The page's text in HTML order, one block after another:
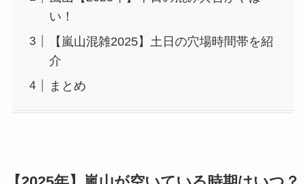
い！
【嵐山混雑2025】土日の穴場時間帯を紹
介
まとめ